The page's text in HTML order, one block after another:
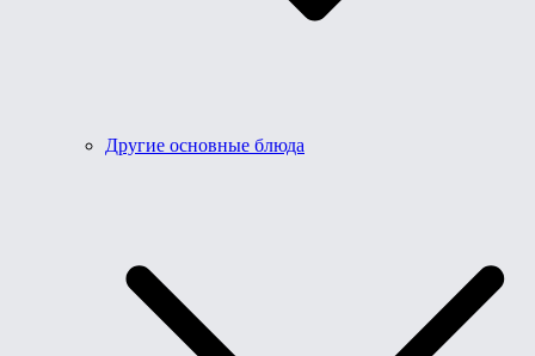
Другие основные блюда